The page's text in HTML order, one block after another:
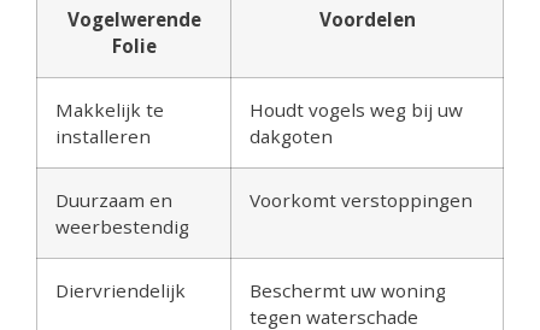
Vogelwerende
Folie
Voordelen
Makkelijk te
installeren
Houdt vogels weg bij uw
dakgoten
Duurzaam en
weerbestendig
Voorkomt verstoppingen
Diervriendelijk
Beschermt uw woning
tegen waterschade